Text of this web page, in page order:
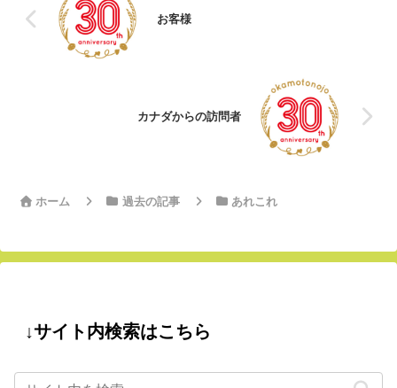
お客様
カナダからの訪問者
ホーム 過去の記事 あれこれ
↓サイト内検索はこちら